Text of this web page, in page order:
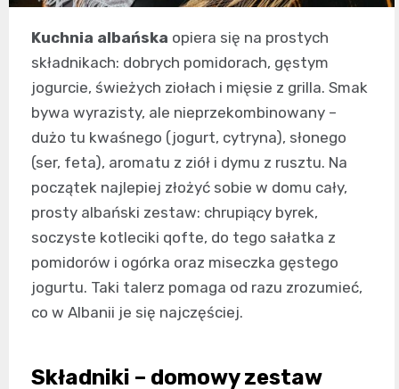
Kuchnia albańska opiera się na prostych
składnikach: dobrych pomidorach, gęstym
jogurcie, świeżych ziołach i mięsie z grilla. Smak
bywa wyrazisty, ale nieprzekombinowany –
dużo tu kwaśnego (jogurt, cytryna), słonego
(ser, feta), aromatu z ziół i dymu z rusztu. Na
początek najlepiej złożyć sobie w domu cały,
prosty albański zestaw: chrupiący byrek,
soczyste kotleciki qofte, do tego sałatka z
pomidorów i ogórka oraz miseczka gęstego
jogurtu. Taki talerz pomaga od razu zrozumieć,
co w Albanii je się najczęściej.
Składniki – domowy zestaw